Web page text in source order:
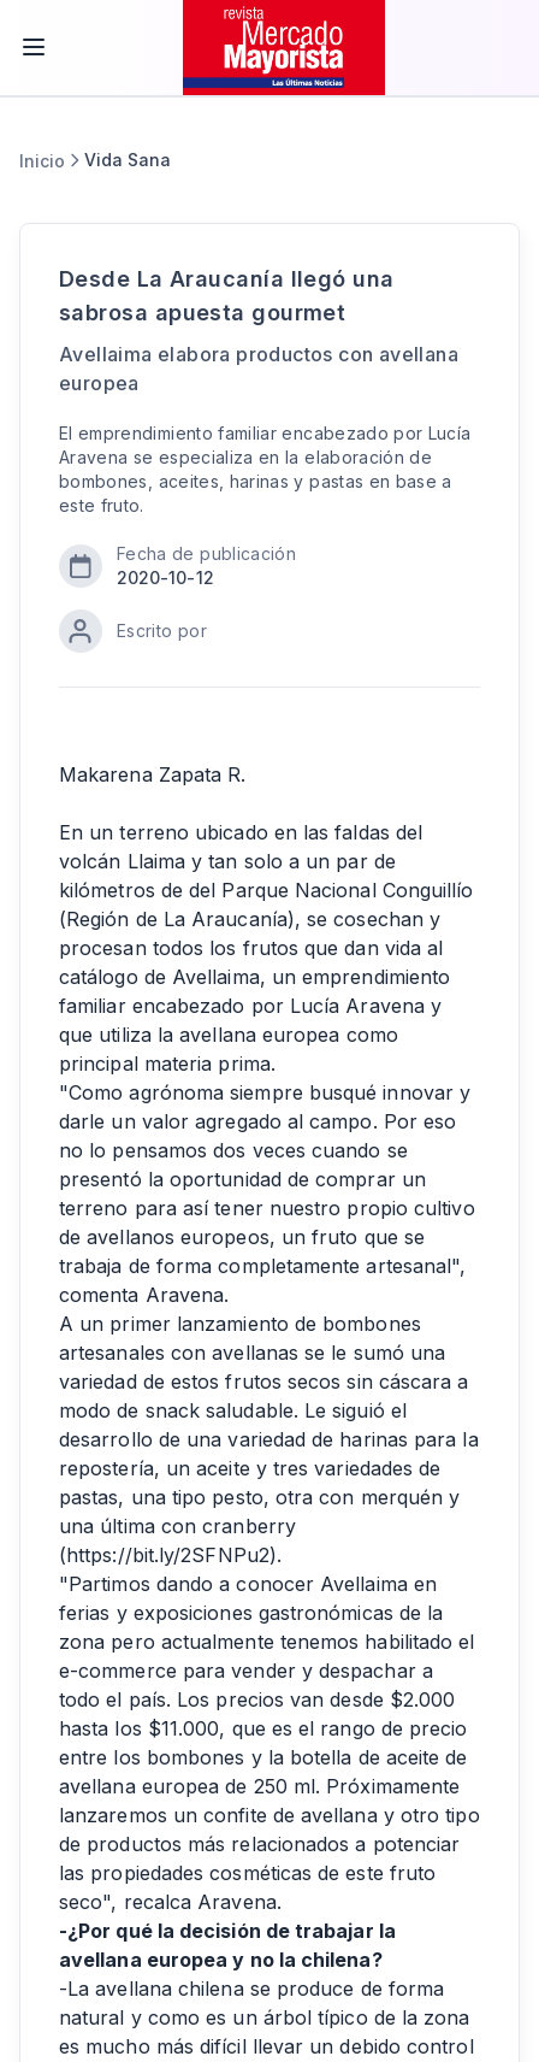
Inicio Vida Sana
Desde La Araucanía llegó una
sabrosa apuesta gourmet
Avellaima elabora productos con avellana
europea
El emprendimiento familiar encabezado por Lucía
Aravena se especializa en la elaboración de
bombones, aceites, harinas y pastas en base a
este fruto.
Fecha de publicación
2020-10-12
Escrito por
Makarena Zapata R.
En un terreno ubicado en las faldas del
volcán Llaima y tan solo a un par de
kilómetros de del Parque Nacional Conguillío
(Región de La Araucanía), se cosechan y
procesan todos los frutos que dan vida al
catálogo de Avellaima, un emprendimiento
familiar encabezado por Lucía Aravena y
que utiliza la avellana europea como
principal materia prima.
"Como agrónoma siempre busqué innovar y
darle un valor agregado al campo. Por eso
no lo pensamos dos veces cuando se
presentó la oportunidad de comprar un
terreno para así tener nuestro propio cultivo
de avellanos europeos, un fruto que se
trabaja de forma completamente artesanal",
comenta Aravena.
A un primer lanzamiento de bombones
artesanales con avellanas se le sumó una
variedad de estos frutos secos sin cáscara a
modo de snack saludable. Le siguió el
desarrollo de una variedad de harinas para la
repostería, un aceite y tres variedades de
pastas, una tipo pesto, otra con merquén y
una última con cranberry
(https://bit.ly/2SFNPu2).
"Partimos dando a conocer Avellaima en
ferias y exposiciones gastronómicas de la
zona pero actualmente tenemos habilitado el
e-commerce para vender y despachar a
todo el país. Los precios van desde $2.000
hasta los $11.000, que es el rango de precio
entre los bombones y la botella de aceite de
avellana europea de 250 ml. Próximamente
lanzaremos un confite de avellana y otro tipo
de productos más relacionados a potenciar
las propiedades cosméticas de este fruto
seco", recalca Aravena.
-¿Por qué la decisión de trabajar la
avellana europea y no la chilena?
-La avellana chilena se produce de forma
natural y como es un árbol típico de la zona
es mucho más difícil llevar un debido control